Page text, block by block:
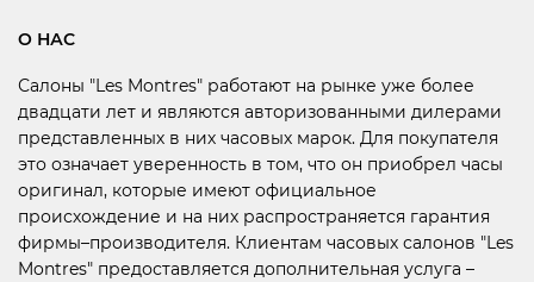
О НАС
Салоны "Les Montres" работают на рынке уже более
двадцати лет и являются авторизованными дилерами
представленных в них часовых марок. Для покупателя
это означает уверенность в том, что он приобрел часы
оригинал, которые имеют официальное
происхождение и на них распространяется гарантия
фирмы–производителя. Клиентам часовых салонов "Les
Montres" предоставляется дополнительная услуга –